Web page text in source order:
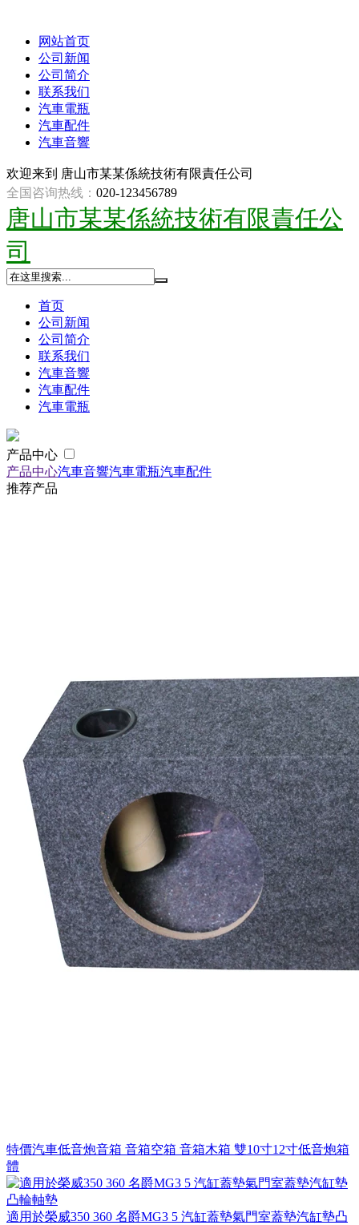
网站首页
公司新闻
公司简介
联系我们
汽車電瓶
汽車配件
汽車音響
欢迎来到 唐山市某某係統技術有限責任公司
全国咨询热线： 020-123456789
唐山市某某係統技術有限責任公
司
首页
公司新闻
公司简介
联系我们
汽車音響
汽車配件
汽車電瓶
产品中心
产品中心汽車音響汽車電瓶汽車配件
推荐产品
特價汽車低音炮音箱 音箱空箱 音箱木箱 雙10寸12寸低音炮箱
體
適用於榮威350 360 名爵MG3 5 汽缸蓋墊氣門室蓋墊汽缸墊凸